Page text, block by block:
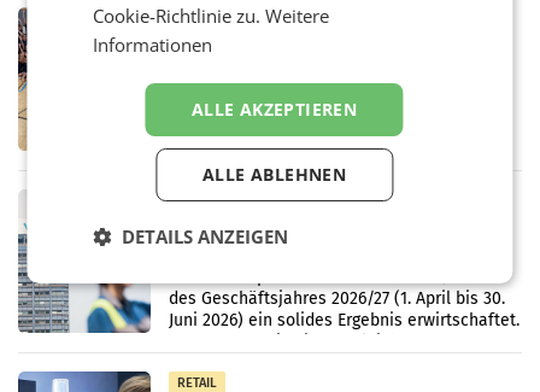
RETAIL
Bipa unterstützt Bewegte Kids
Bereits zum zweiten Mal begleitet Bipa das
polysportive Sommersportcamp „Bewegte
Kids“. Während der Campwochen in den
Monaten Juli und August versorgt das
Unternehmen Kinder sowie
RETAIL
voestalpine verzeichnet solides
des Geschäftsjahres 2026/27 (1. April bis 30.
Juni 2026) ein solides Ergebnis erwirtschaftet.
RETAIL
Cookie-Richtlinie zu.Weitere
Informationen
ALLE AKZEPTIEREN
ALLE ABLEHNEN
DETAILS ANZEIGEN